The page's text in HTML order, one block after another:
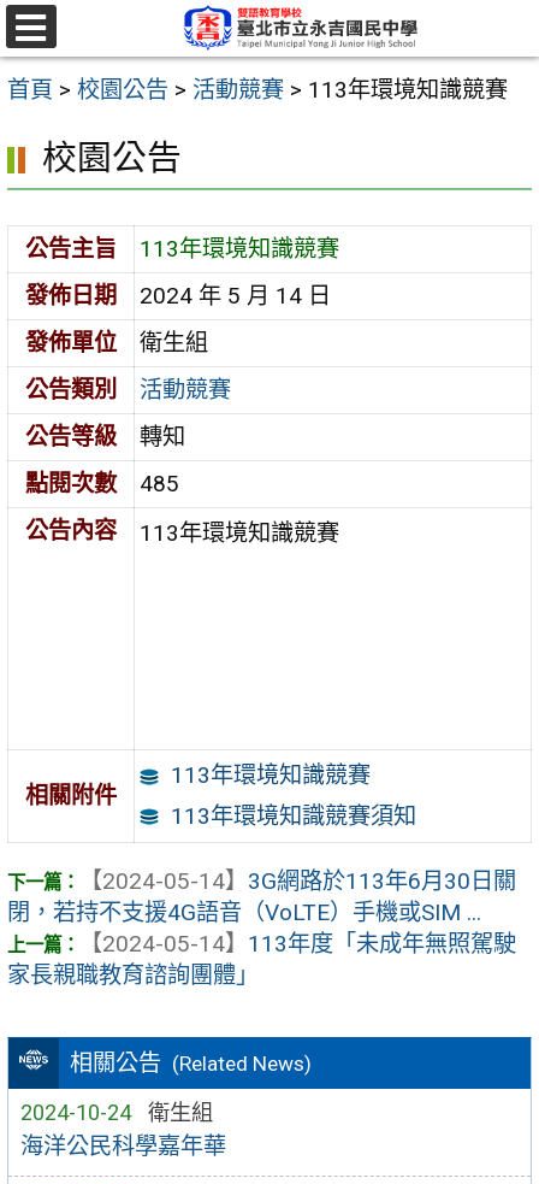
跳
至
主
容
區
選
單
首頁 > 校園公告 > 活動競賽 > 113年環境知識競賽
相關公告 (Related News)
2024-10-24 衛生組
海洋公民科學嘉年華
校園公告
公告主旨
113年環境知識競賽
發佈日期
2024 年 5 月 14 日
發佈單位
衛生組
公告類別
活動競賽
公告等級
轉知
點閱次數
485
公告內容
113年環境知識競賽
相關附件
113年環境知識競賽
113年環境知識競賽須知
【2024-05-14】 3G網路於113年6月30日關
閉，若持不支援4G語音（VoLTE）手機或SIM ...
【2024-05-14】 113年度「未成年無照駕駛
家長親職教育諮詢團體」